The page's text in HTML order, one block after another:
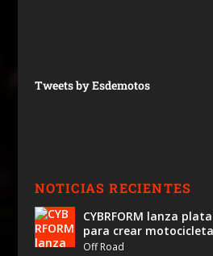
Tweets by Esdemotos
NOTICIAS RECIENTES
CYBRFORM lanza
para crear
Off Road